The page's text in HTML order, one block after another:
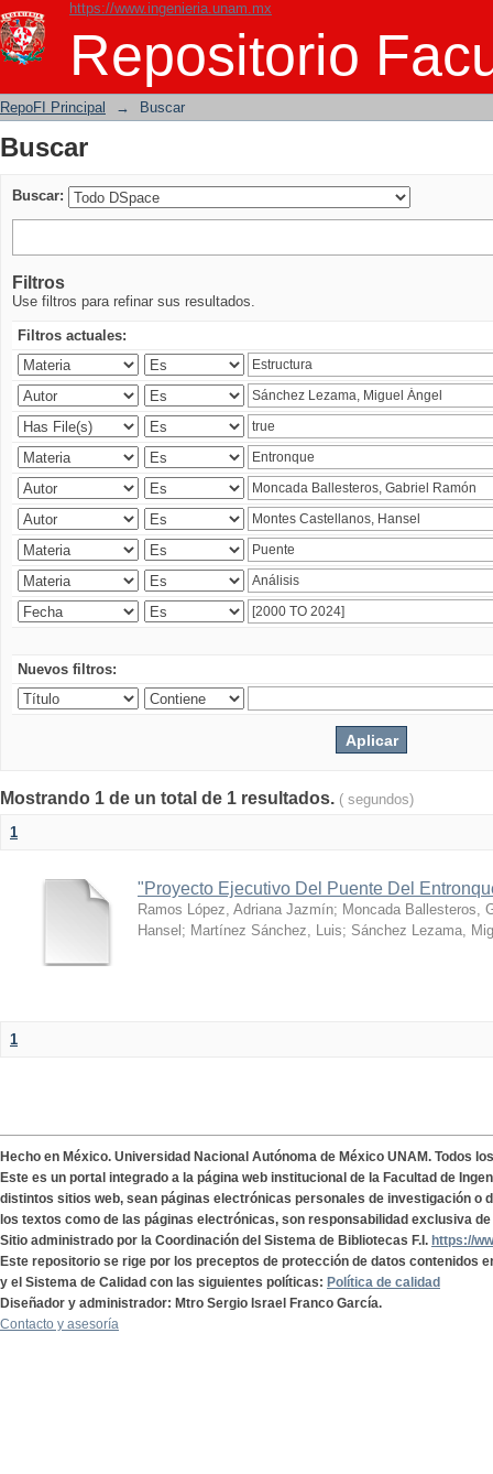
https://www.ingenieria.unam.mx
Repositorio
Buscar
RepoFI Principal → Buscar
Buscar
Buscar:
Filtros
Use filtros para refinar sus resultados.
Filtros actuales:
Nuevos filtros:
Mostrando 1 de un total de 1 resultados. ( segundos)
1
"Proyecto Ejecutivo Del Puente Del
Ramos López, Adriana Jazmín; Moncada Ballesteros,
Hansel ; Martínez Sánchez, Luis; Sánchez Lezama,
1
Hecho en México. Universidad Nacional Autónoma de México UNAM. Todos
Este es un portal integrado a la página web institucional de la Facultad de
distintos sitios web, sean páginas electrónicas personales de investigación o
los textos como de las páginas electrónicas, son responsabilidad exclusiva
Sitio administrado por la Coordinación del Sistema de Bibliotecas F.I. https://
Este repositorio se rige por los preceptos de protección de datos contenidos
y el Sistema de Calidad con las siguientes políticas: Política de calidad
Diseñador y administrador: Mtro Sergio Israel Franco García.
Contacto y asesoría